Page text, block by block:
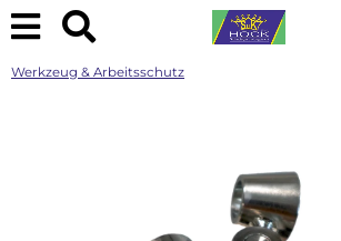
Werkzeug & Arbeitsschutz